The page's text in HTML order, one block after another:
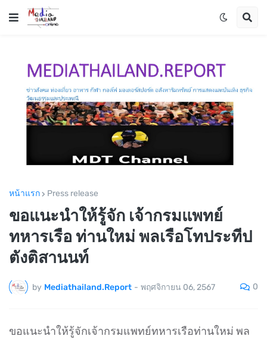
หน้าแรก Press release
ขอแนะนำให้รู้จัก เจ้ากรมแพทย์
ทหารเรือ ท่านใหม่ พลเรือโทประทีป
ตังติสานนท์
by Mediathailand.Report - พฤศจิกายน 06, 2567 0
ขอแนะนำให้รู้จักเจ้ากรมแพทย์ทหารเรือท่านใหม่ พล